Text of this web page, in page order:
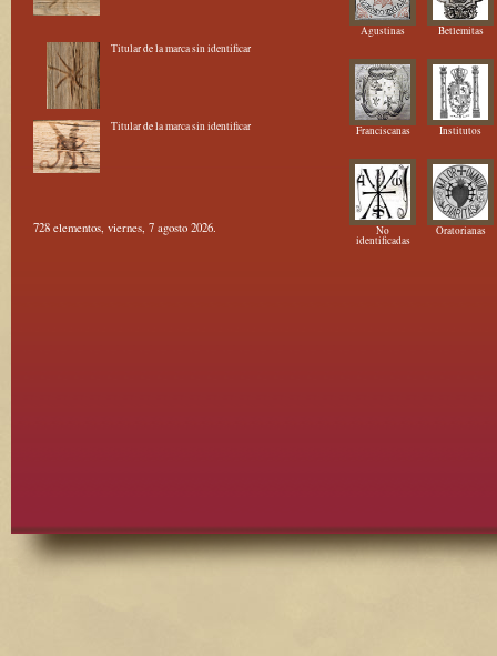
Titular de la marca sin identificar
Titular de la marca sin identificar
728 elementos, viernes, 7 agosto 2026.
Agustinas Betlemitas
Franciscanas Institutos
No
identificadas
Oratorianas